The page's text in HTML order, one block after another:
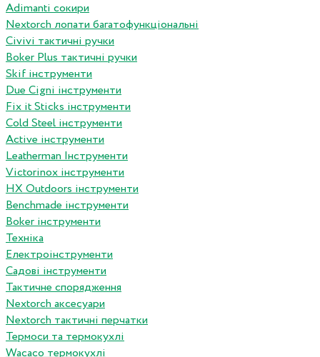
Adimanti сокири
Nextorch лопати багатофункціональні
Сivivi тактичні ручки
Boker Plus тактичні ручки
Skif інструменти
Due Cigni інструменти
Fix it Sticks інструменти
Сold Steel інструменти
Active інструменти
Leatherman Інструменти
Victorinox інструменти
HX Outdoors інструменти
Benchmade інструменти
Boker інструменти
Техніка
Електроінструменти
Садові інструменти
Тактичне спорядження
Nextorch аксесуари
Nextorch тактичні перчатки
Термоси та термокухлі
Wacaco термокухлі